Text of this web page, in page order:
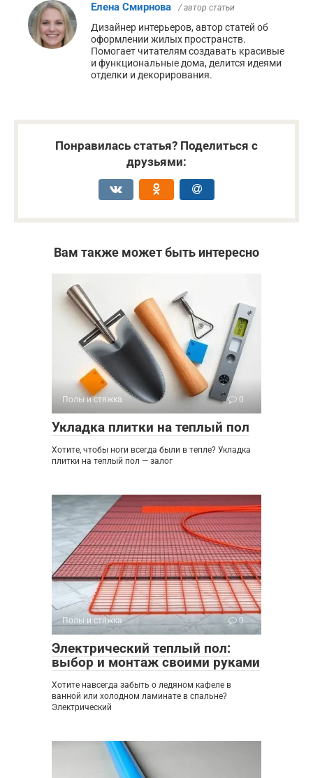
Елена Смирнова / автор статьи
Дизайнер интерьеров, автор статей об
оформлении жилых пространств.
Помогает читателям создавать красивые
и функциональные дома, делится идеями
отделки и декорирования.
Понравилась статья? Поделиться с
друзьями:
Вам также может быть интересно
Полы и стяжка 0
Укладка плитки на теплый пол
Хотите, чтобы ноги всегда были в тепле? Укладка
плитки на теплый пол — залог
Полы и стяжка 0
Электрический теплый пол:
выбор и монтаж своими руками
Хотите навсегда забыть о ледяном кафеле в
ванной или холодном ламинате в спальне?
Электрический